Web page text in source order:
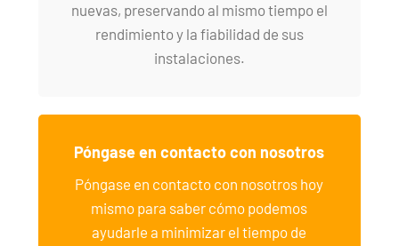
nuevas, preservando al mismo tiempo el
rendimiento y la fiabilidad de sus
instalaciones.
Póngase en contacto con nosotros
Póngase en contacto con nosotros hoy
mismo para saber cómo podemos
ayudarle a minimizar el tiempo de